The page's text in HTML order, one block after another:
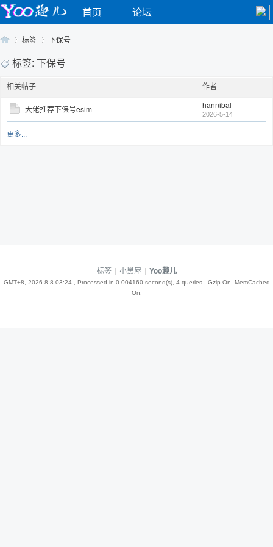
首页 论坛
Yo›
标签 下保号
标签: 下保号
相关帖子 作者
大佬推荐下保号esim hannibal
2026-5-14
更多...
标签 | 小黑屋 | Yoo趣儿
GMT+8, 2026-8-8 03:24, Processed in 0.004160 second(s), 4 queries , Gzip On, MemCached
On.